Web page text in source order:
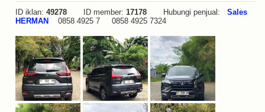
ID iklan: 49278 ID member: 17178 Hubungi penjual: Sales
HERMAN
0858 4925 7 0858 4925 7324